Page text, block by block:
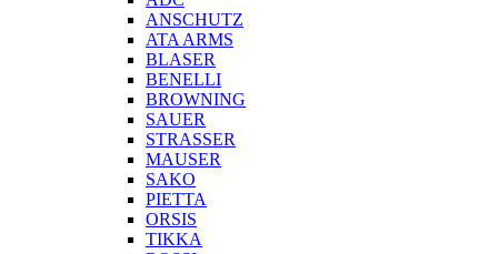
ANSCHUTZ
ATA ARMS
BLASER
BENELLI
BROWNING
SAUER
STRASSER
MAUSER
SAKO
PIETTA
ORSIS
TIKKA